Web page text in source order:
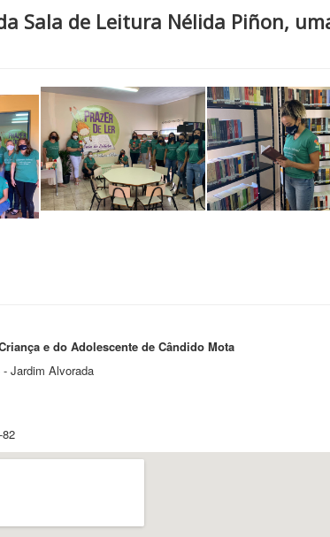
Sala de Leitura Nélida Piñon,
e do Adolescente de Cândido Mota
Jardim Alvorada